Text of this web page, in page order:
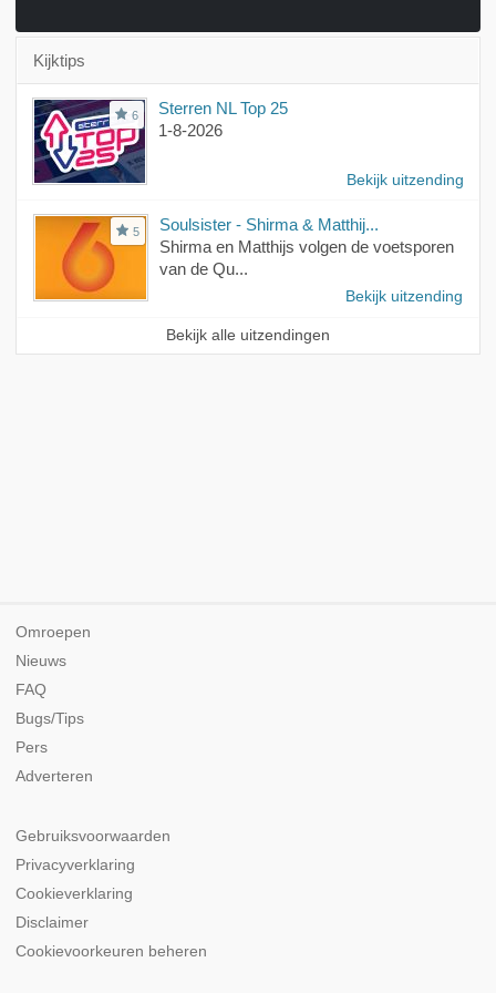
Kijktips
6
Sterren NL Top 25
1-8-2026
Bekijk uitzending
5
Soulsister - Shirma & Matthij...
Shirma en Matthijs volgen de voetsporen
van de Qu...
Bekijk uitzending
Bekijk alle uitzendingen
Omroepen
Nieuws
FAQ
Bugs/Tips
Pers
Adverteren
Gebruiksvoorwaarden
Privacyverklaring
Cookieverklaring
Disclaimer
Cookievoorkeuren beheren